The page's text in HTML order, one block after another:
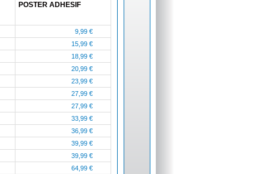
POSTER ADHESIF
9,99 €
15,99 €
18,99 €
20,99 €
23,99 €
27,99 €
27,99 €
33,99 €
36,99 €
39,99 €
39,99 €
64,99 €